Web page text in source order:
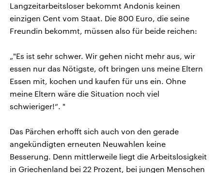
Langzeitarbeitsloser bekommt Andonis keinen
einzigen Cent vom Staat. Die 800 Euro, die seine
Freundin bekommt, müssen also für beide reichen:
„"Es ist sehr schwer. Wir gehen nicht mehr aus, wir
essen nur das Nötigste, oft bringen uns meine Eltern
Essen mit, kochen und kaufen für uns ein. Ohne
meine Eltern wäre die Situation noch viel
schwieriger!“. "
Das Pärchen erhofft sich auch von den gerade
angekündigten erneuten Neuwahlen keine
Besserung. Denn mittlerweile liegt die Arbeitslosigkeit
in Griechenland bei 22 Prozent, bei jungen Menschen